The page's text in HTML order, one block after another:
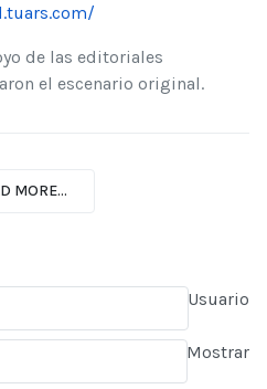
de las editoriales
el escenario original.
MORE...
Usuario
Mostrar